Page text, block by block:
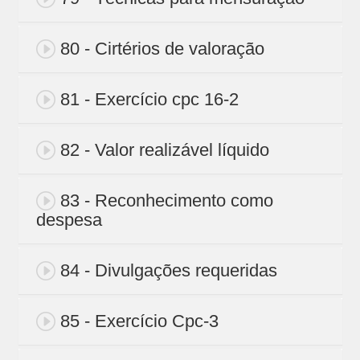
80 - Cirtérios de valoração
81 - Exercício cpc 16-2
82 - Valor realizável líquido
83 - Reconhecimento como
despesa
84 - Divulgações requeridas
85 - Exercício Cpc-3